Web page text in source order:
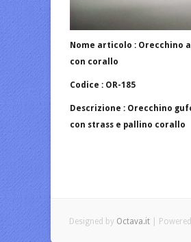
Nome articolo : Orecchino
con corallo
Codice : OR-185
Descrizione : Orecchino
con strass e pallino corallo
Designed by Octava.it|